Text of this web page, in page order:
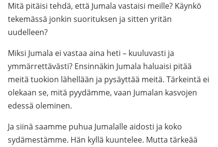
Mitä pitäisi tehdä, että Jumala vastaisi meille? Käynkö
tekemässä jonkin suorituksen ja sitten yritän
uudelleen?
Miksi Jumala ei vastaa aina heti – kuuluvasti ja
ymmärrettävästi? Ensinnäkin Jumala haluaisi pitää
meitä tuokion lähellään ja pysäyttää meitä. Tärkeintä ei
olekaan se, mitä pyydämme, vaan Jumalan kasvojen
edessä oleminen.
Ja siinä saamme puhua Jumalalle aidosti ja koko
sydämestämme. Hän kyllä kuuntelee. Mutta tärkeää